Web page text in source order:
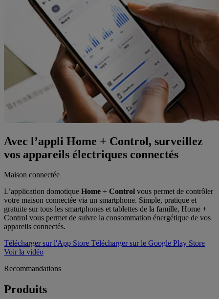
Avec l’appli Home + Control, surveillez
vos appareils électriques connectés
Maison connectée
L’application domotique Home + Control vous permet de contrôler
votre maison connectée via un smartphone. Simple, pratique et
gratuite sur tous les smartphones et tablettes de la famille, Home +
Control vous permet de suivre la consommation énergétique de vos
appareils connectés.
Télécharger sur l'App Store Télécharger sur le Google Play Store
Voir la vidéo
Recommandations
Produits